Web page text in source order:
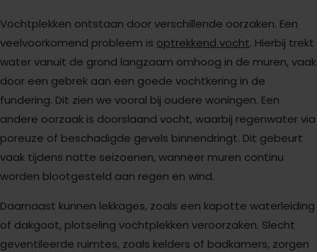
Vochtplekken ontstaan door verschillende oorzaken. Een
veelvoorkomend probleem is optrekkend vocht. Hierbij trekt
water vanuit de grond langzaam omhoog in de muren, vaak
door een gebrek aan een goede vochtkering in de
fundering. Dit zien we vooral bij oudere woningen. Een
andere oorzaak is doorslaand vocht, waarbij regenwater via
poreuze of beschadigde gevels binnendringt. Dit gebeurt
vaak tijdens natte seizoenen, wanneer muren continu
worden blootgesteld aan regen en wind.
Daarnaast kunnen lekkages, zoals een kapotte waterleiding
of dakgoot, plotseling vochtplekken veroorzaken. Slecht
geventileerde ruimtes, zoals kelders of badkamers, zorgen